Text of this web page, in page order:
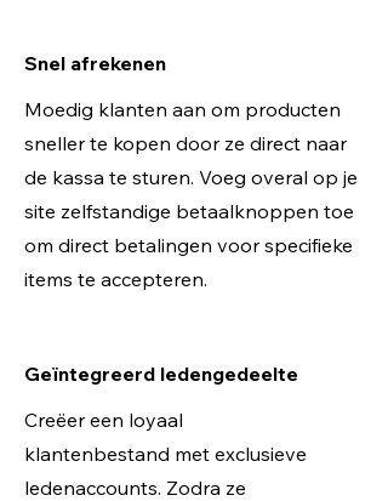
Snel afrekenen
Moedig klanten aan om producten
sneller te kopen door ze direct naar
de kassa te sturen. Voeg overal op je
site zelfstandige betaalknoppen toe
om direct betalingen voor specifieke
items te accepteren.
Geïntegreerd ledengedeelte
Creëer een loyaal
klantenbestand met exclusieve
ledenaccounts. Zodra ze